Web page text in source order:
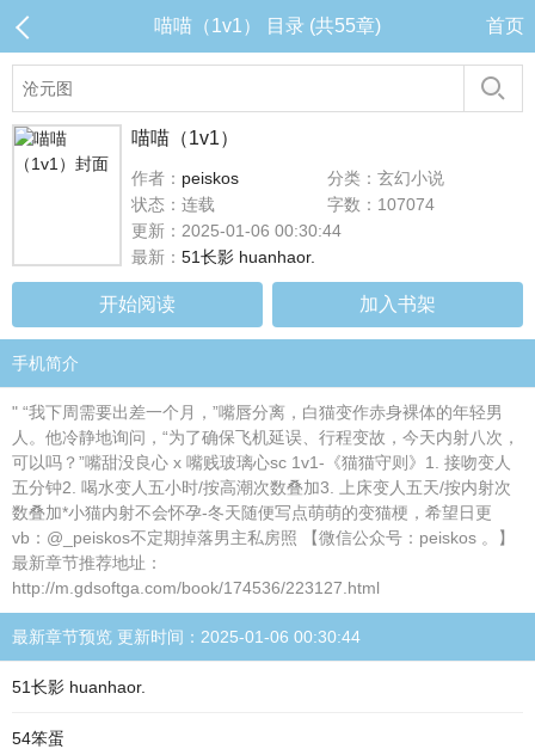
喵喵（1v1） 目录 (共55章) 首页
喵喵（1v1）
作者： peiskos
分类：玄幻小说
状态：连载
字数：107074
更新：2025-01-06 00:30:44
最新： 51长影 huanhaor.
开始阅读 加入书架
手机简介
" “我下周需要出差一个月，”嘴唇分离，白猫变作赤身裸体的年轻男
人。他冷静地询问，“为了确保飞机延误、行程变故，今天内射八次，
可以吗？”嘴甜没良心 x 嘴贱玻璃心sc 1v1-《猫猫守则》1. 接吻变人
五分钟2. 喝水变人五小时/按高潮次数叠加3. 上床变人五天/按内射次
数叠加*小猫内射不会怀孕-冬天随便写点萌萌的变猫梗，希望日更
vb：@_peiskos不定期掉落男主私房照 【微信公众号：peiskos 。】
最新章节推荐地址：
http://m.gdsoftga.com/book/174536/223127.html
最新章节预览 更新时间：2025-01-06 00:30:44
51长影 huanhaor.
54笨蛋